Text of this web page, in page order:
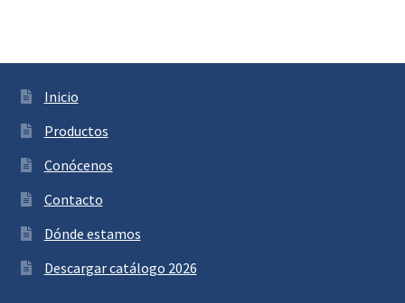
Inicio
Productos
Conócenos
Contacto
Dónde estamos
Descargar catálogo 2026